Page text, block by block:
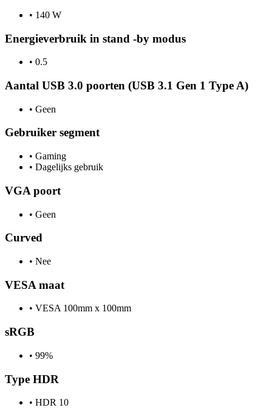
• 140 W
Energieverbruik in stand -by modus
• 0.5
Aantal USB 3.0 poorten (USB 3.1 Gen 1 Type A)
• Geen
Gebruiker segment
• Gaming
• Dagelijks gebruik
VGA poort
• Geen
Curved
• Nee
VESA maat
• VESA 100mm x 100mm
sRGB
• 99%
Type HDR
• HDR 10